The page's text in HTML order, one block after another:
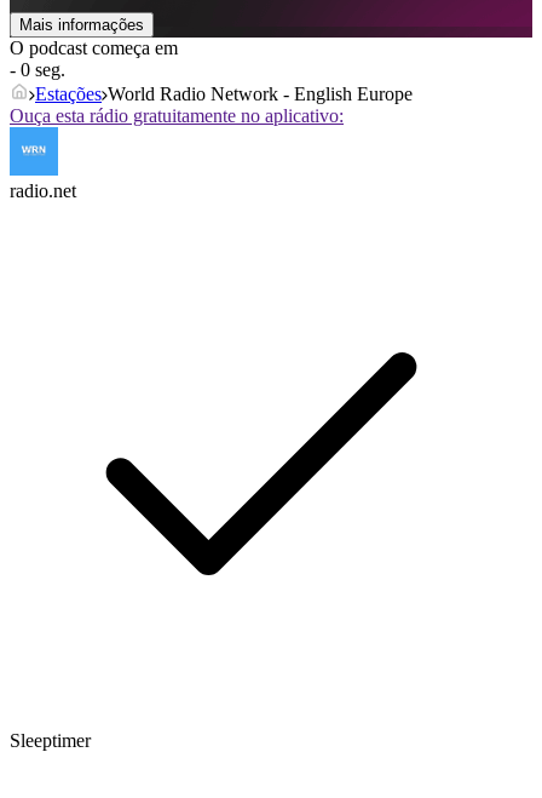
Mais informações
O podcast começa em
- 0 seg.
Estações World Radio Network - English Europe
Ouça esta rádio gratuitamente no aplicativo:
radio.net
Sleeptimer